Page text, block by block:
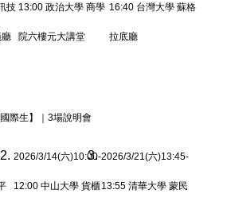
技 13:00 政治大學商學
院六樓元大講堂
16:40 台灣大學 蘇格
拉底廳
際生】｜3場說明會
2026/3/14(六)10:00-
12:00 中山大學 貨櫃
2026/3/21(六)13:45-
13:55 清華大學 蒙民